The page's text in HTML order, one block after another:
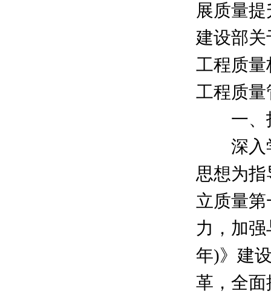
展质量
建设部
工程质
工程质
一、
深入学
思想为
立质量
力，加
年)》建
革，全